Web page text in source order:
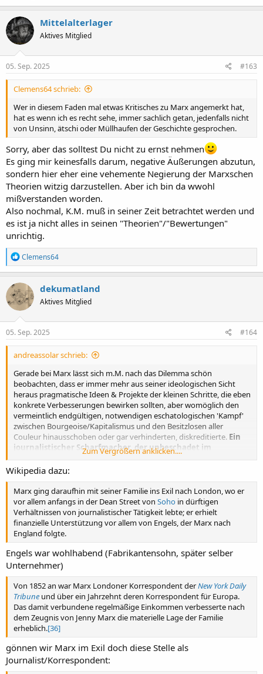
Mittelalterlager
Aktives Mitglied
05. Sep. 2025 #163
Clemens64 schrieb:
Wer in diesem Faden mal etwas Kritisches zu Marx angemerkt hat,
hat es wenn ich es recht sehe, immer sachlich getan, jedenfalls nicht
von Unsinn, ätschi oder Müllhaufen der Geschichte gesprochen.
Sorry, aber das solltest Du nicht zu ernst nehmen
Es ging mir keinesfalls darum, negative Äußerungen abzutun,
sondern hier eher eine vehemente Negierung der Marxschen
Theorien witzig darzustellen. Aber ich bin da wwohl
mißverstanden worden.
Also nochmal, K.M. muß in seiner Zeit betrachtet werden und
es ist ja nicht alles in seinen "Theorien"/"Bewertungen"
unrichtig.
R
e
a
k
t
i
o
n
e
Clemens64
dekumatland
Aktives Mitglied
05. Sep. 2025 #164
andreassolar schrieb:
Gerade bei Marx lässt sich m.M. nach das Dilemma schön
beobachten, dass er immer mehr aus seiner ideologischen Sicht
heraus pragmatische Ideen & Projekte der kleinen Schritte, die eben
konkrete Verbesserungen bewirken sollten, aber womöglich den
vermeintlich endgültigen, notwendigen eschatologischen 'Kampf'
zwischen Bourgeoise/Kapitalismus und den Besitzlosen aller
Couleur hinausschoben oder gar verhinderten, diskreditierte. Ein
journalistischer Scharfmacher, der unbeschadet im
erzkapitalistischen UK in ziemlicher Freiheit leben konnte,
gut bürgerlich
Zum Vergrößern anklicken....
Wikipedia dazu:
Marx ging daraufhin mit seiner Familie ins Exil nach London, wo er
vor allem anfangs in der Dean Street von Soho in dürftigen
Verhältnissen von journalistischer Tätigkeit lebte; er erhielt
finanzielle Unterstützung vor allem von Engels, der Marx nach
England folgte.
Engels war wohlhabend (Fabrikantensohn, später selber
Unternehmer)
Von 1852 an war Marx Londoner Korrespondent derNew York Daily
Tribune und über ein Jahrzehnt deren Korrespondent für Europa.
Das damit verbundene regelmäßige Einkommen verbesserte nach
dem Zeugnis von Jenny Marx die materielle Lage der Familie
erheblich.[36]
gönnen wir Marx im Exil doch diese Stelle als
Journalist/Korrespondent: